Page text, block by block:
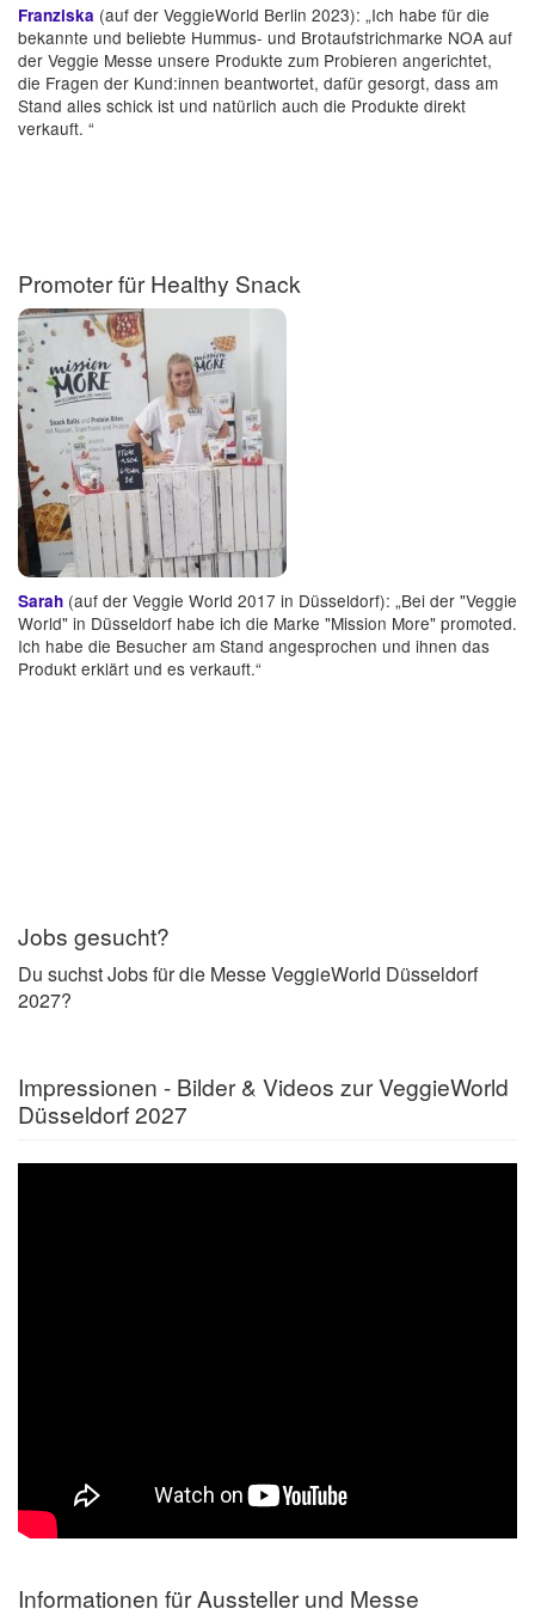
Franziska (auf der VeggieWorld Berlin 2023): „Ich habe für die
bekannte und beliebte Hummus- und Brotaufstrichmarke NOA auf
der Veggie Messe unsere Produkte zum Probieren angerichtet,
die Fragen der Kund:innen beantwortet, dafür gesorgt, dass am
Stand alles schick ist und natürlich auch die Produkte direkt
verkauft. “
Promoter für Healthy Snack
Sarah (auf der Veggie World 2017 in Düsseldorf): „Bei der "Veggie
World" in Düsseldorf habe ich die Marke "Mission More" promoted.
Ich habe die Besucher am Stand angesprochen und ihnen das
Produkt erklärt und es verkauft.“
Jobs gesucht?
Du suchst Jobs für die Messe VeggieWorld Düsseldorf
2027?
Impressionen - Bilder & Videos zur VeggieWorld
Düsseldorf 2027
Informationen für Aussteller und Messe